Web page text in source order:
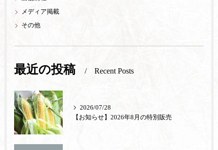
メディア掲載
その他
最近の投稿 Recent Posts
2026/07/28
【お知らせ】2026年8月の特別販売